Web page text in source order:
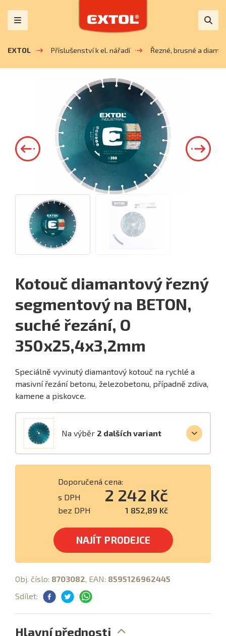
EXTOL Příslušenství k el. nářadí Řezné, brusné a
Kotouč diamantový řezný
segmentový na BETON,
suché řezání, O
350x25,4x3,2mm
Speciálně vyvinutý diamantový kotouč na rychlé a
masivní řezání betonu, železobetonu, případně zdiva,
kamene a piskovce.
Na výběr 2 dalších variant
Doporučená cena:
s DPH
2 242 Kč
bez DPH 1 852,89 Kč
NAJÍT PRODEJCE
Obj. číslo: 8703082, EAN: 8595126962445
Sdílet:
Hlavní přednosti